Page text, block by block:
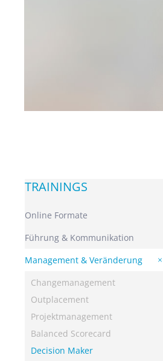
TRAININGS
Online Formate
Führung & Kommunikation
Management & Veränderung
Changemanagement
Outplacement
Projektmanagement
Balanced Scorecard
Decision Maker